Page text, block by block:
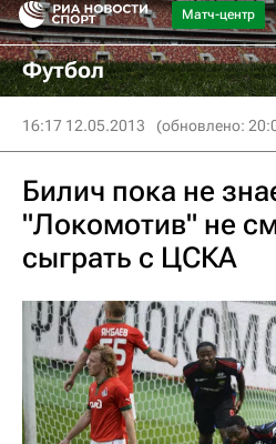
Матч-центр
Футбол
16:17 12.05.2013 (обновлено:
Билич пока не
"Локомотив" не
сыграть с ЦСКА